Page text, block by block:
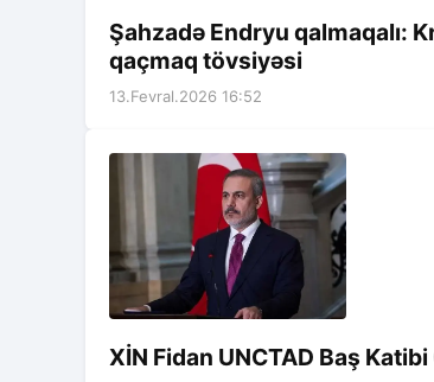
Şahzadə Endryu qalmaqalı:
qaçmaq tövsiyəsi
13.Fevral.2026 16:52
XİN Fidan UNCTAD Baş